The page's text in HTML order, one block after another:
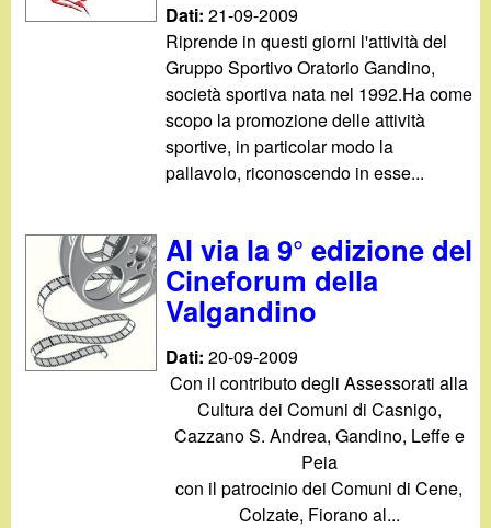
Dati:21-09-2009
Riprende in questi giorni l'attività del
Gruppo Sportivo Oratorio Gandino,
società sportiva nata nel 1992.Ha come
scopo la promozione delle attività
sportive, in particolar modo la
pallavolo, riconoscendo in esse...
Al via la 9° edizione del
Cineforum della
Valgandino
Dati:20-09-2009
Con il contributo degli Assessorati alla
Cultura dei Comuni di Casnigo,
Cazzano S. Andrea, Gandino, Leffe e
Peia
con il patrocinio dei Comuni di Cene,
Colzate, Fiorano al...